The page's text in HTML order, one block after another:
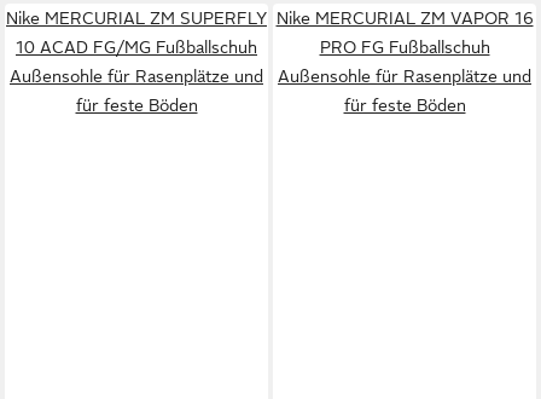
Nike MERCURIAL ZM SUPERFLY
10 ACAD FG/MG Fußballschuh
Außensohle für Rasenplätze und
für feste Böden
Nike MERCURIAL ZM VAPOR 16
PRO FG Fußballschuh
Außensohle für Rasenplätze und
für feste Böden